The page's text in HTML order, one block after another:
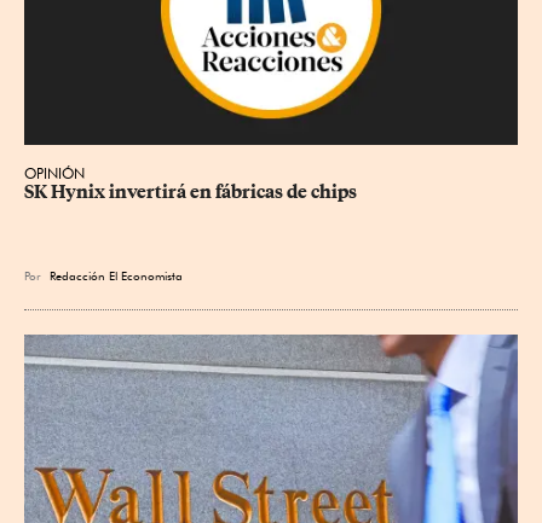
OPINIÓN
SK Hynix invertirá en fábricas de chips
Por Redacción El Economista